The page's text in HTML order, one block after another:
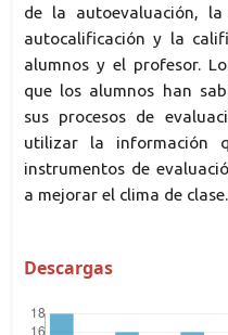
de la autoevaluación,
autocalificación y la
alumnos y el profesor.
que los alumnos han
sus procesos de
utilizar la información
instrumentos de
a mejorar el clima de clase.
Descargas